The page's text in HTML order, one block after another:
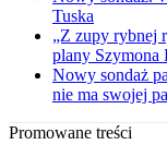
Tuska
„Z zupy rybnej
plany Szymona
Nowy sondaż
nie ma swojej
Promowane treści